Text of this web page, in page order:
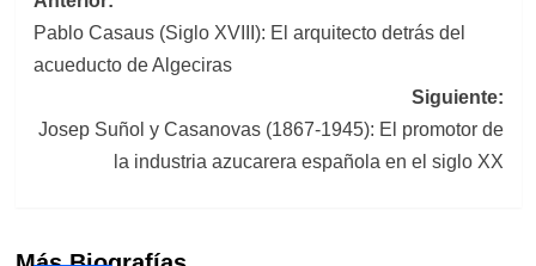
de
entradas
Pablo Casaus (Siglo XVIII): El arquitecto detrás del
acueducto de Algeciras
Siguiente:
Josep Suñol y Casanovas (1867-1945): El promotor de
la industria azucarera española en el siglo XX